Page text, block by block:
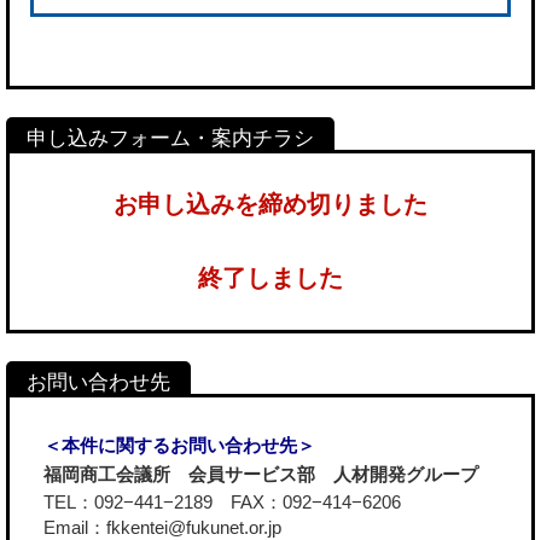
お申し込みを締め切りました
終了しました
＜本件に関するお問い合わせ先＞
福岡商工会議所 会員サービス部 人材開発グループ
TEL：092−441−2189 FAX：092−414−6206
Email：fkkentei@fukunet.or.jp